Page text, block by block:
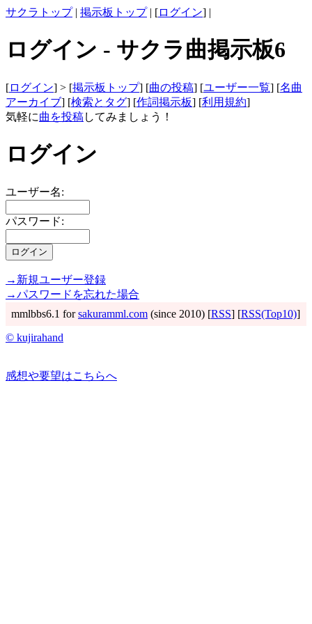
サクラトップ| 掲示板トップ| [ログイン] |
ログイン - サクラ曲掲示板6
[ログイン] > [掲示板トップ] [曲の投稿] [ユーザー一覧] [名曲
アーカイブ] [検索とタグ] [作詞掲示板] [利用規約]
気軽に曲を投稿してみましょう！
ログイン
ユーザー名:
パスワード:
→新規ユーザー登録
→パスワードを忘れた場合
mmlbbs6.1 forsakuramml.com (since 2010) [RSS] [RSS(Top10)]
© kujirahand
感想や要望はこちらへ